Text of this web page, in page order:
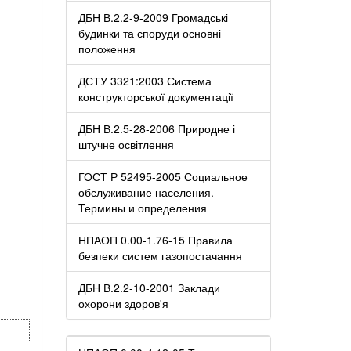
ДБН В.2.2-9-2009 Громадські
будинки та споруди основні
положення
ДСТУ 3321:2003 Система
конструкторської документації
ДБН В.2.5-28-2006 Природне і
штучне освітлення
ГОСТ Р 52495-2005 Социальное
обслуживание населения.
Термины и определения
НПАОП 0.00-1.76-15 Правила
безпеки систем газопостачання
ДБН В.2.2-10-2001 Заклади
охорони здоров'я